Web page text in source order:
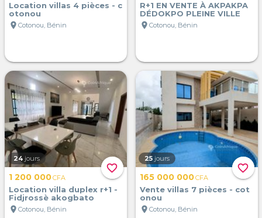
Location villas 4 pièces - c
otonou
location_on Cotonou, Bénin
R+1 EN VENTE À AKPAKPA
DÉDOKPO PLEINE VILLE
location_on Cotonou, Bénin
favorite_border
24 jours
1 200 000CFA
Location villa duplex r+1 -
Fidjrossè akogbato
location_on Cotonou, Bénin
favorite_border
25 jours
165 000 000CFA
Vente villas 7 pièces - cot
onou
location_on Cotonou, Bénin